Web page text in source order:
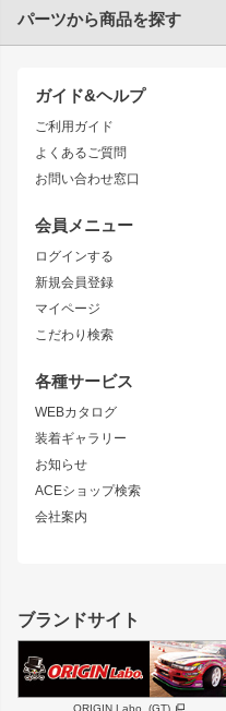
ガイド&ヘルプ
ご利用ガイド
よくあるご質問
お問い合わせ窓口
会員メニュー
ログインする
新規会員登録
マイページ
こだわり検索
各種サービス
WEBカタログ
装着ギャラリー
お知らせ
ACEショップ検索
会社案内
トヨタ
JZX90 CHASER
JZX110 MARK II
JZX100 MARK II
JZX90 MARK II
トレノ
マークX
ニッサン
S15 シルビア
S14 シルビア 後期
S13 シルビア
180SX
シルエイティ
スズキ
GS350
SC
スバル
パーツから商品を探す
エアロシリーズ
ドリフトライン
風神
雷神
リアウイング
ジムニーパーツ
ホイール
MUD-S7
MUD-SR7
ボンネット
フェンダー
サイドパーツ
ブランドサイト
ORIGIN Labo. (GT)